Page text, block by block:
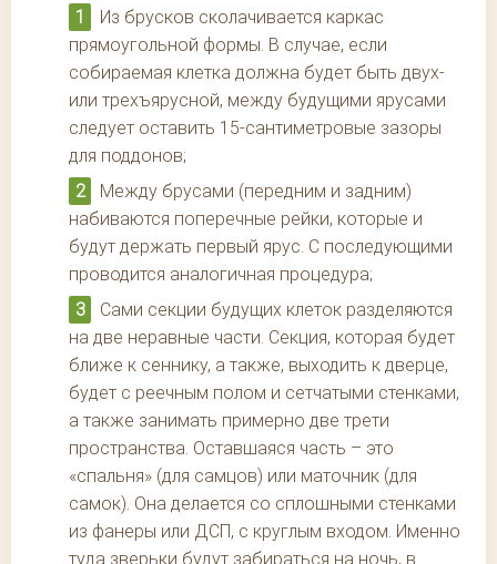
Из брусков сколачивается каркас
прямоугольной формы. В случае, если
собираемая клетка должна будет быть двух-
или трехъярусной, между будущими ярусами
следует оставить 15-сантиметровые зазоры
для поддонов;
Между брусами (передним и задним)
набиваются поперечные рейки, которые и
будут держать первый ярус. С последующими
проводится аналогичная процедура;
Сами секции будущих клеток разделяются
на две неравные части. Секция, которая будет
ближе к сеннику, а также, выходить к дверце,
будет с реечным полом и сетчатыми стенками,
а также занимать примерно две трети
пространства. Оставшаяся часть – это
«спальня» (для самцов) или маточник (для
самок). Она делается со сплошными стенками
из фанеры или ДСП, с круглым входом. Именно
туда зверьки будут забираться на ночь, в